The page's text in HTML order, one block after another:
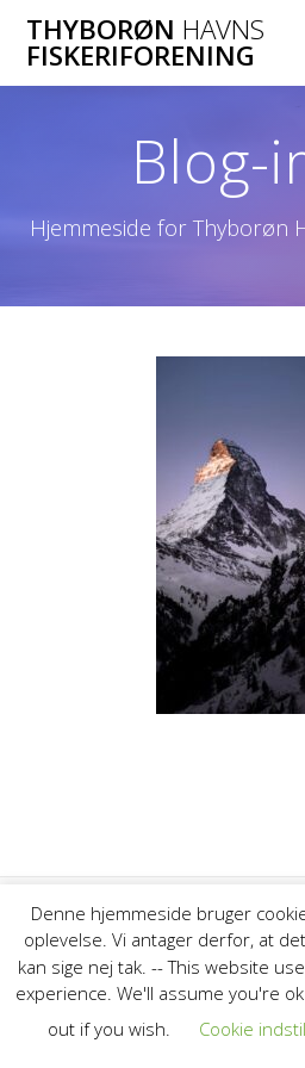
THYBORØN HAVNS
FISKERIFORENING
Blog-
Hjemmeside for Thyborøn
© 2026 Thyborøn Havns
WordPress og
Denne hjemmeside bruger
oplevelse. Vi antager derfor, at
kan sige nej tak. -- This website
experience. We'll assume you're
out if you wish.
Cookie